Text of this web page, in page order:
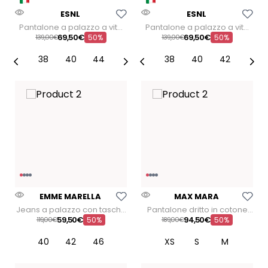
ESNL Aggiungi Alla Lista Dei Desideri
Pantalone a palazzo a vita
alta
13900€69,50€ 50%
38 40 44
ESNL Aggiungi Alla Lista
Pantalone a palazzo a vita
alta
13900€69,50€ 50%
38 40 42
EMME MARELLA Aggiungi Alla Lista Dei Desideri
Jeans a palazzo con tasche
sul davanti Ruspa
11900€59,50€ 50%
40 42 46
MAX MARA Aggiungi Alla Lista
Pantalone dritto in cotone
Ulivo
18900€94,50€ 50%
XS S M